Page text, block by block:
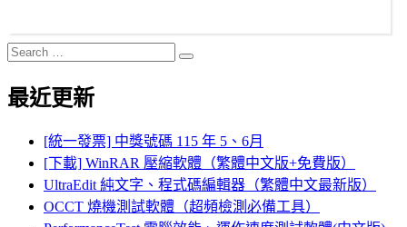
Search
for:
Search
最近更新
[統一發票] 中獎號碼 115 年 5、6月
[下載] WinRAR 壓縮軟體（繁體中文版+免費版）
UltraEdit 純文字、程式碼編輯器（繁體中文最新版）
OCCT 燒機測試軟體（超頻檢測必備工具）